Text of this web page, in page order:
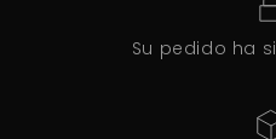
Su pedido ha